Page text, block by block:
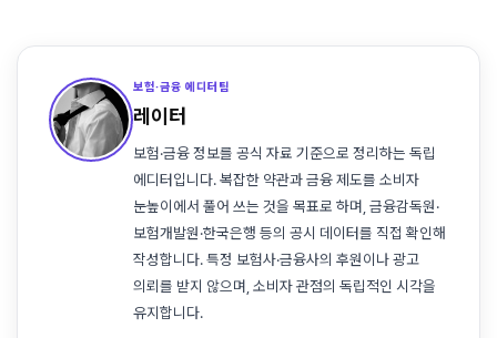
보험·금융 에디터팀
레이터
보험·금융 정보를 공식 자료 기준으로 정리하는 독립
에디터입니다. 복잡한 약관과 금융 제도를 소비자
눈높이에서 풀어 쓰는 것을 목표로 하며, 금융감독원·
보험개발원·한국은행 등의 공시 데이터를 직접 확인해
작성합니다. 특정 보험사·금융사의 후원이나 광고
의뢰를 받지 않으며, 소비자 관점의 독립적인 시각을
유지합니다.